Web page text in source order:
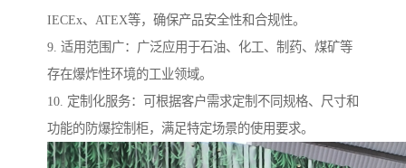
IECEx、ATEX等，确保产品安全性和合规性。
9. 适用范围广：广泛应用于石油、化工、制药、煤矿等
存在爆炸性环境的工业领域。
10. 定制化服务：可根据客户需求定制不同规格、尺寸和
功能的防爆控制柜，满足特定场景的使用要求。